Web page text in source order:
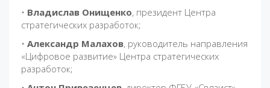
• Владислав Онищенко, президент Центра
стратегических разработок;
• Александр Малахов, руководитель направления
«Цифровое развитие» Центра стратегических
разработок;